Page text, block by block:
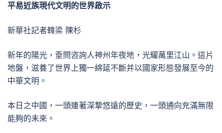
平易近族現代文明的世界啟示
新華社記者韓梁 陳杉
新年的陽光，垂問咨詢人神州年夜地，光耀萬里江山。這片
地盤，滋養了世界上獨一綿延不斷并以國家形態發展至今的
中華文明。
本日之中國，一頭連著深摯悠遠的歷史，一頭通向充滿無限
能夠的未來。